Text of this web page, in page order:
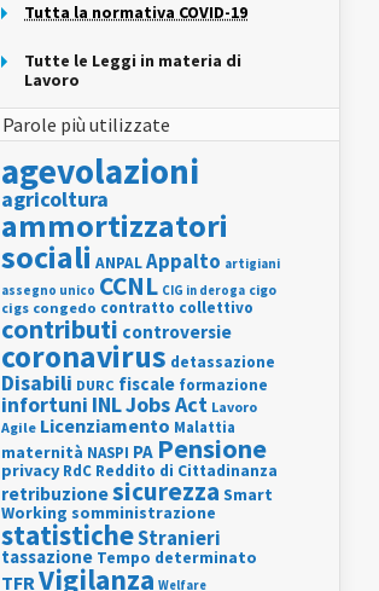
Tutta la normativa COVID-19
Tutte le Leggi in materia di
Lavoro
Parole più utilizzate
agevolazioni
agricoltura
ammortizzatori
sociali ANPALAppalto artigiani
assegno unico CCNL CIG in deroga cigo
cigs congedo contratto collettivo
contributi controversie
coronavirus detassazione
Disabili DURC fiscale formazione
infortuni INLJobs Act Lavoro
Agile Licenziamento Malattia
maternità NASPI PA Pensione
privacy RdC Reddito di Cittadinanza
retribuzionesicurezza Smart
Working somministrazione
statisticheStranieri
tassazione Tempo determinato
TFRVigilanza Welfare